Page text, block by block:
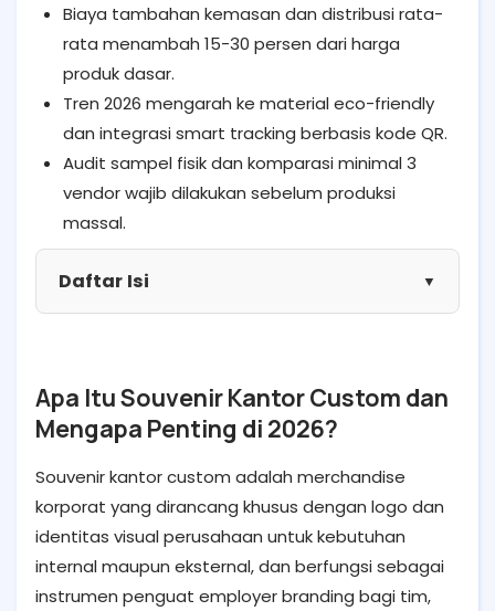
Biaya tambahan kemasan dan distribusi rata-
rata menambah 15-30 persen dari harga
produk dasar.
Tren 2026 mengarah ke material eco-friendly
dan integrasi smart tracking berbasis kode QR.
Audit sampel fisik dan komparasi minimal 3
vendor wajib dilakukan sebelum produksi
massal.
Daftar Isi ▼
Apa Itu Souvenir Kantor Custom dan
Mengapa Penting di 2026?
Souvenir kantor custom adalah merchandise
korporat yang dirancang khusus dengan logo dan
identitas visual perusahaan untuk kebutuhan
internal maupun eksternal, dan berfungsi sebagai
instrumen penguat employer branding bagi tim,